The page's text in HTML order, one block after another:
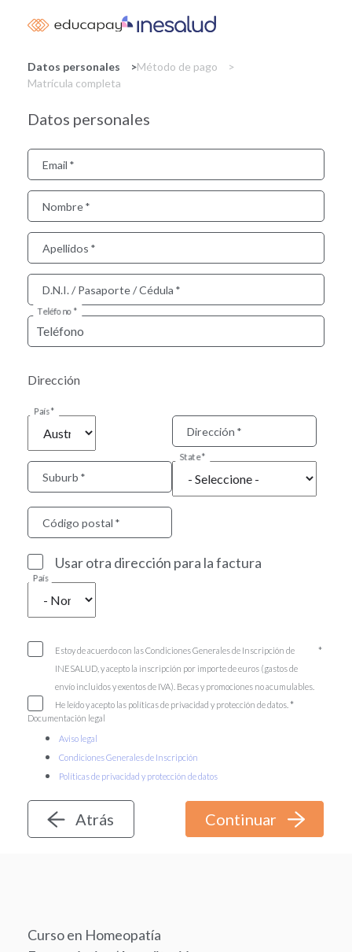
to
content
Datos personales
Método de pago
Matrícula completa
Datos personales
Email
Nombre
Apellidos
D.N.I. / Pasaporte / Cédula
Teléfono
Dirección
País
Dirección
Suburb
State
Código postal
Usar otra dirección para la factura
País
Estoy de acuerdo con las Condiciones Generales de Inscripción de
INESALUD, y acepto la inscripción por importe de euros (gastos de
envío incluidos y exentos de IVA). Becas y promociones no acumulables.
He leído y acepto las políticas de privacidad y protección de datos.
Documentación legal
Aviso legal
Condiciones Generales de Inscripción
Políticas de privacidad y protección de datos
Atrás
Curso en Homeopatía